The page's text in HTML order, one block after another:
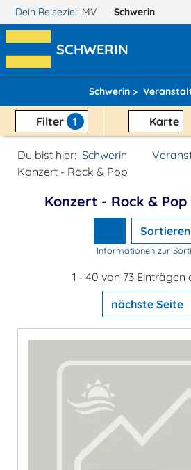
Dein Reiseziel: MV Schwerin
SCHWERIN
Schwerin >
Filter 1 Karte
Du bist hier: Schwerin
Konzert - Rock & Pop
Konzert - Rock &
Sortieren
Informationen zur
1 - 40 von 73
nächste Seite